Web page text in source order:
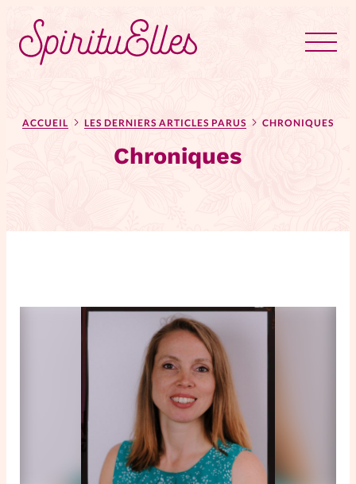
Tous les articles
Actus
Astuces
Bible
Elles nous inspirent
Entre4yeux
L'anecdote
La Bible au féminin
ACCUEIL LES DERNIERS ARTICLES PARUS CHRONIQUES
Chroniques